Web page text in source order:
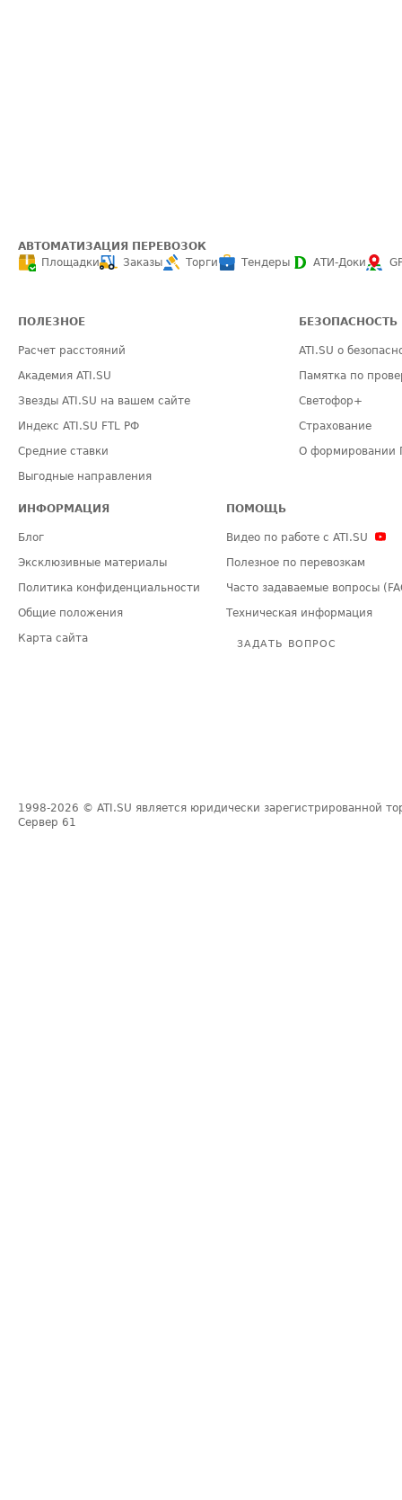
АВТОМАТИЗАЦИЯ ПЕРЕВОЗОК
Площадки
Заказы Торги Тендеры АТИ-Доки
ПОЛЕЗНОЕ
Расчет расстояний
Академия ATI.SU
Звезды ATI.SU на вашем сайте
Индекс ATI.SU FTL РФ
Средние ставки
Выгодные направления
БЕЗОПАСНОСТЬ
ATI.SU о
Памятка по
Светофор+
Страхование
О формировании
ИНФОРМАЦИЯ
Блог
Эксклюзивные материалы
Политика конфиденциальности
Общие положения
Карта сайта
ПОМОЩЬ
Видео по работе с ATI.SU
Полезное по перевозкам
Часто задаваемые вопросы
Техническая информация
ЗАДАТЬ ВОПРОС
1998-2026 © ATI.SU является юридически зарегистрированной
Сервер 61